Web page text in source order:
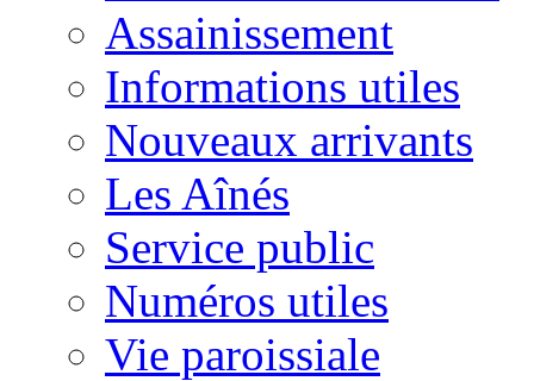
Assainissement
Informations utiles
Nouveaux arrivants
Les Aînés
Service public
Numéros utiles
Vie paroissiale